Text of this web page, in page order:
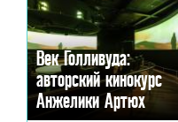
Век Голливуда:
авторский кинокурс
Анжелики Артюх